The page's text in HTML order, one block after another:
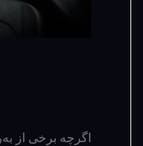
اگرچه برخی از